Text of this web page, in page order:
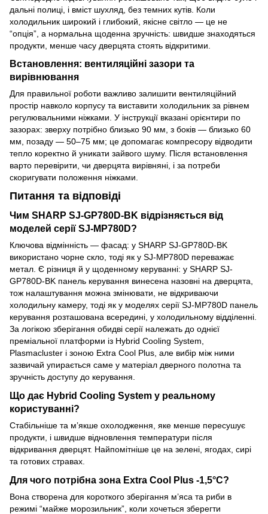
дальні полиці, і вміст шухляд, без темних кутів. Коли
холодильник широкий і глибокий, якісне світло — це не
“опція”, а нормальна щоденна зручність: швидше знаходяться
продукти, менше часу дверцята стоять відкритими.
Встановлення: вентиляційні зазори та
вирівнювання
Для правильної роботи важливо залишити вентиляційний
простір навколо корпусу та виставити холодильник за рівнем
регулювальними ніжками. У інструкції вказані орієнтири по
зазорах: зверху потрібно близько 90 мм, з боків — близько 60
мм, позаду — 50–75 мм; це допомагає компресору відводити
тепло коректно й уникати зайвого шуму. Після встановлення
варто перевірити, чи дверцята вирівняні, і за потреби
скоригувати положення ніжками.
Питання та відповіді
Чим SHARP SJ-GP780D-BK відрізняється від
моделей серії SJ-MP780D?
Ключова відмінність — фасад: у SHARP SJ-GP780D-BK
використано чорне скло, тоді як у SJ-MP780D переважає
метал. Є різниця й у щоденному керуванні: у SHARP SJ-
GP780D-BK панель керування винесена назовні на дверцята,
тож налаштування можна змінювати, не відкриваючи
холодильну камеру, тоді як у моделях серії SJ-MP780D панель
керування розташована всередині, у холодильному відділенні.
За логікою зберігання обидві серії належать до однієї
преміальної платформи із Hybrid Cooling System,
Plasmacluster і зоною Extra Cool Plus, але вибір між ними
зазвичай упирається саме у матеріал дверного полотна та
зручність доступу до керування.
Що дає Hybrid Cooling System у реальному
користуванні?
Стабільніше та м’якше охолодження, яке менше пересушує
продукти, і швидше відновлення температури після
відкривання дверцят. Найпомітніше це на зелені, ягодах, сирі
та готових стравах.
Для чого потрібна зона Extra Cool Plus -1,5°C?
Вона створена для короткого зберігання м’яса та риби в
режимі “майже морозильник”, коли хочеться зберегти